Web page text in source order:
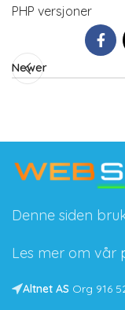
PHP versjoner
Newer
Denne siden
Les mer om vår
Altnet AS Org 916